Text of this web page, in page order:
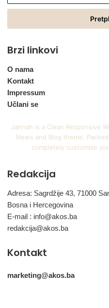
Email
Brzi linkovi
O nama
Kontakt
Impressum
Učlani se
Jannah is a Clean Responsive
News and Blog theme.
completely customize
Redakcija
Adresa: Sagrdžije 43, 71000
Bosna i Hercegovina
E-mail : info@akos.ba
redakcija@akos.ba
Kontakt
marketing@akos.ba